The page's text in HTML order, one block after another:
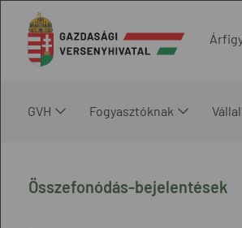
GVH Fogyasztóknak
Összefonódás-bejelentések